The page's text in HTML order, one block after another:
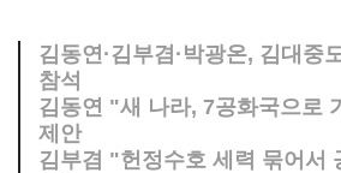
김동연·김부겸·박광온, 김대중
참석
김동연 "새 나라, 7공화국으로
제안
김부겸 "헌정수호 세력 묶어서